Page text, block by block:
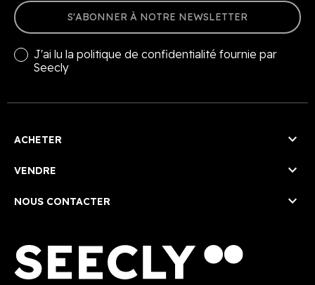
S'ABONNER À NOTRE NEWSLETTER
J'ai lu la politique de confidentialité fournie par
Seecly
ACHETER 
VENDRE 
NOUS CONTACTER 